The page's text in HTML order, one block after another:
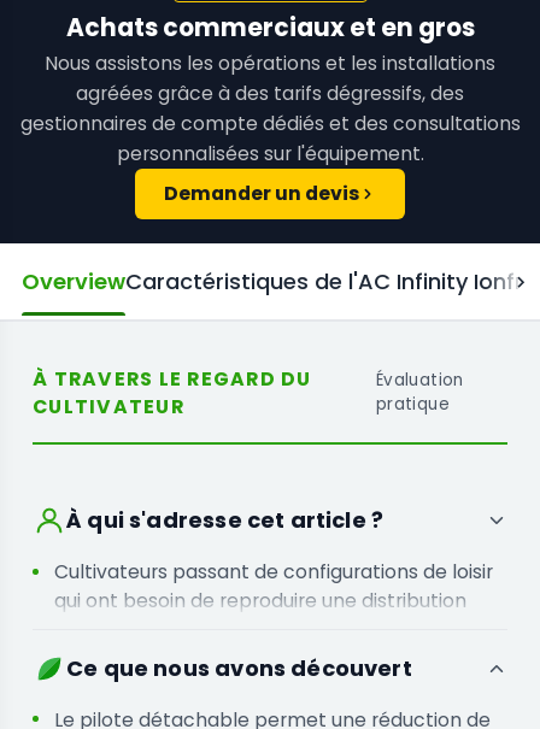
Achats commerciaux et en gros
Nous assistons les opérations et les installations
agréées grâce à des tarifs dégressifs, des
gestionnaires de compte dédiés et des consultations
personnalisées sur l'équipement.
Demander un devis
OverviewCaractéristiques de l'AC Infinity
À TRAVERS LE REGARD DU
CULTIVATEUR
Évaluation
pratique
À qui s'adresse cet article ?
Cultivateurs passant de configurations de loisir
qui ont besoin de reproduire une distribution
espace de 60x120 cm
Gestionnaires d'installations qui ont besoin de
programmes d'éclairage précis et
Ce que nous avons découvert
Le pilote détachable permet une réduction de